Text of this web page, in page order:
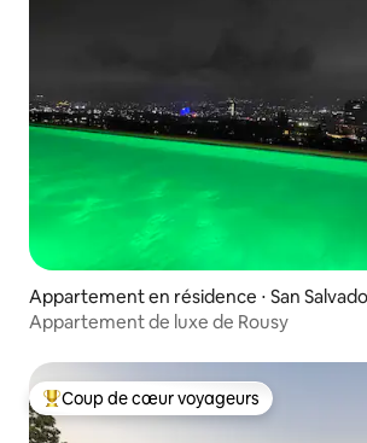
Appartement en résidence ⋅ San
Appartement de luxe de Rousy
Coups de cœur voyageurs les plus
Coup de cœur voyageurs